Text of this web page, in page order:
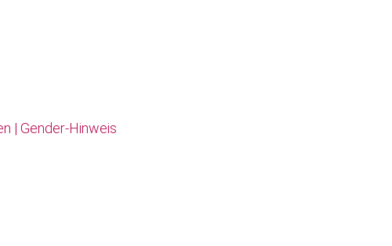
| Gender-Hinweis